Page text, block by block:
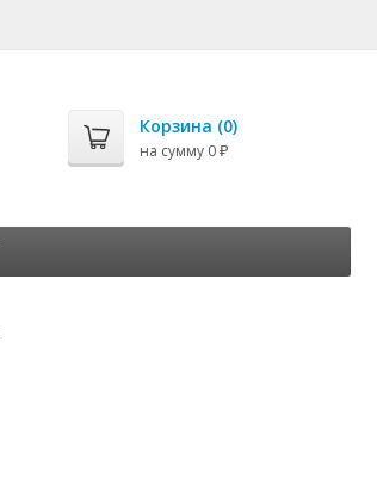
Корзина (0)
на сумму 0 ₽